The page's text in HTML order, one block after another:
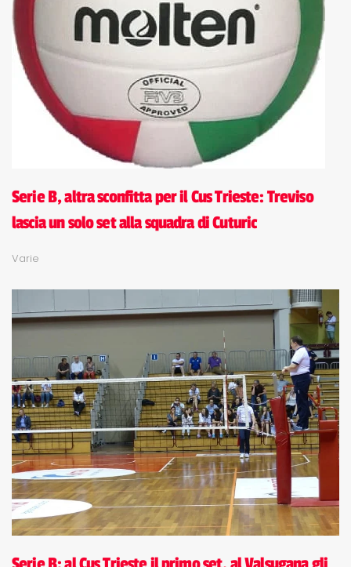
Serie B, altra sconfitta per il Cus Trieste: Treviso
lascia un solo set alla squadra di Cuturic
Varie